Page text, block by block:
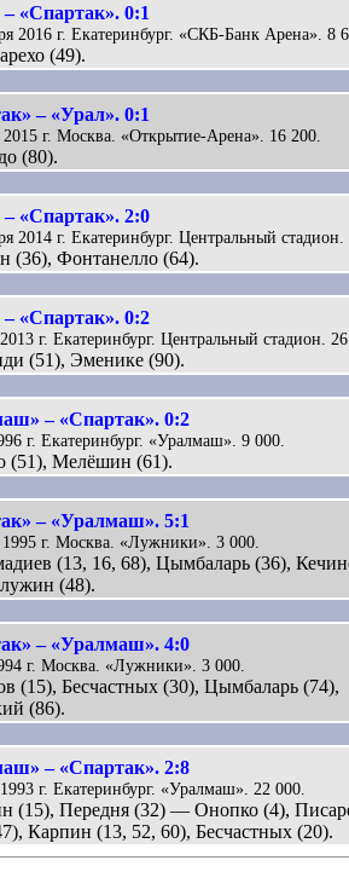
«Спартак». 0:1
2016 г. Екатеринбург. «СКБ-Банк Арена». 8
(49).
– «Урал». 0:1
2015 г. Москва. «Открытие-Арена». 16 200.
(80).
– «Спартак». 2:0
2014 г. Екатеринбург. Центральный
(36), Фонтанелло (64).
– «Спартак». 0:2
г. Екатеринбург. Центральный стадион.
(51), Эменике (90).
– «Спартак». 0:2
г. Екатеринбург. «Уралмаш». 9 000.
(51), Мелёшин (61).
– «Уралмаш». 5:1
1995 г. Москва. «Лужники». 3 000.
(13, 16, 68), Цымбаларь (36),
(48).
– «Уралмаш». 4:0
г. Москва. «Лужники». 3 000.
(15), Бесчастных (30), Цымбаларь (74),
(86).
– «Спартак». 2:8
г. Екатеринбург. «Уралмаш». 22 000.
(15), Передня (32) — Онопко (4),
Карпин (13, 52, 60), Бесчастных (20).